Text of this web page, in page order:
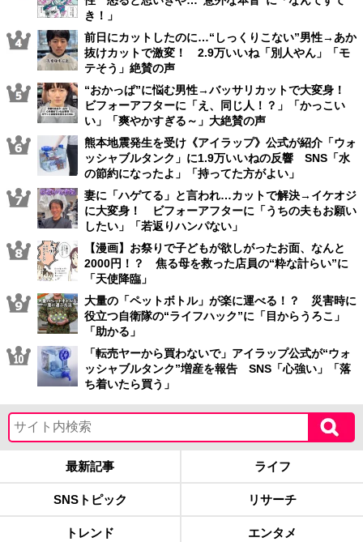
き！」
前日にカットしたのに…“しっくりこない”男性→あか
抜けカットで激変！ 2.9万いいね「別人やん」「モ
テそう」絶賛の声
“おかっぱ”に悩む男性→バッサリカットで大変身！
ビフォーアフターに「え、同じ人！？」「かっこい
い」「爽やかすぎる～」大絶賛の声
熊本地震発生を受け《アイラップ》公式が紹介「ウォ
ッシャブルタンク」に1.9万いいねの反響 SNS「水
の節約になったよ」「持ってた方がよい」
妻に「ハゲてる」と言われ…カットで解決→イケオジ
に大変身！ ビフォーアフターに「うちの夫もお願い
したい」「若返りハンパない」
【漫画】お祭りで子どもが欲しがったお面、なんと
2000円！？ 焦る母を救った店員の“粋な計らい”に
「天使降臨」
大量の「ペットボトル」が楽に運べる！？ 災害時に
役立つ自衛隊の“ライフハック”に「目からうろこ」
「助かる」
「転売ヤーから買わないで」アイラップ公式が“ウォ
ッシャブルタンク”増産を報告 SNS「心強い」「落
ち着いたら買う」
最新記事 ライフ
SNSトピック リサーチ
トレンド エンタメ